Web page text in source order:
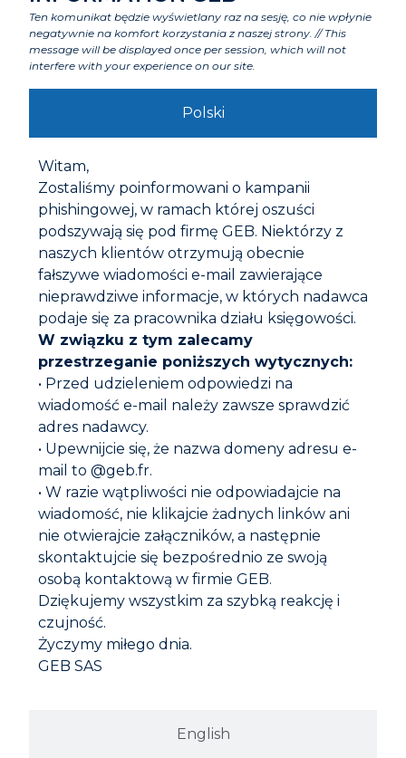
PŁYTA IZOLACYJNA 1100°C
PROPFEU ELASTYCZNY SZNUR USZCZELNIAJĄCY Z
WŁÓKNA SZKLANEGO
Ten komunikat będzie wyświetlany raz na sesję, co nie wpłynie
negatywnie na komfort korzystania z naszej strony. // This
message will be displayed once per session, which will not
interfere with your experience on our site.
Polski
English
Witam,
Zostaliśmy poinformowani o kampanii
phishingowej, w ramach której oszuści
podszywają się pod firmę GEB. Niektórzy z
naszych klientów otrzymują obecnie
fałszywe wiadomości e-mail zawierające
nieprawdziwe informacje, w których nadawca
podaje się za pracownika działu księgowości.
W związku z tym zalecamy
przestrzeganie poniższych wytycznych:
• Przed udzieleniem odpowiedzi na
wiadomość e-mail należy zawsze sprawdzić
adres nadawcy.
• Upewnijcie się, że nazwa domeny adresu e-
mail to @geb.fr.
• W razie wątpliwości nie odpowiadajcie na
wiadomość, nie klikajcie żadnych linków ani
nie otwierajcie załączników, a następnie
skontaktujcie się bezpośrednio ze swoją
osobą kontaktową w firmie GEB.
Dziękujemy wszystkim za szybką reakcję i
czujność.
Życzymy miłego dnia.
GEB SAS